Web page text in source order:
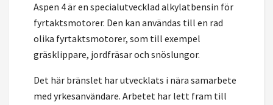
Aspen 4 är en specialutvecklad alkylatbensin för
fyrtaktsmotorer. Den kan användas till en rad
olika fyrtaktsmotorer, som till exempel
gräsklippare, jordfräsar och snöslungor.
Det här bränslet har utvecklats i nära samarbete
med yrkesanvändare. Arbetet har lett fram till